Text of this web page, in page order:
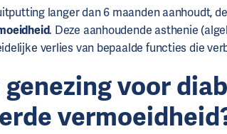
langer dan 6 maanden aanhoudt,
. Deze aanhoudende asthenie
verlies van bepaalde functies die
genezing voor